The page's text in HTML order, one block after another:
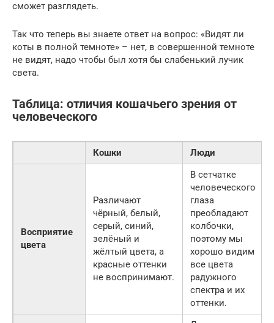
сможет разглядеть.
Так что теперь вы знаете ответ на вопрос: «Видят ли
коты в полной темноте» – нет, в совершенной темноте
не видят, надо чтобы был хотя бы слабенький лучик
света.
Таблица: отличия кошачьего зрения от
человеческого
Кошки Люди
Восприятие
цвета
Различают
чёрный, белый,
серый, синий,
зелёный и
жёлтый цвета, а
красные оттенки
не воспринимают.
В сетчатке
человеческого
глаза
преобладают
колбочки,
поэтому мы
хорошо видим
все цвета
радужного
спектра и их
оттенки.